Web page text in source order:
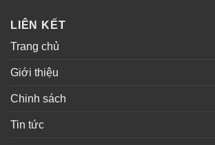
LIÊN KẾT
Trang chủ
Giới thiệu
Chinh sách
Tin tức